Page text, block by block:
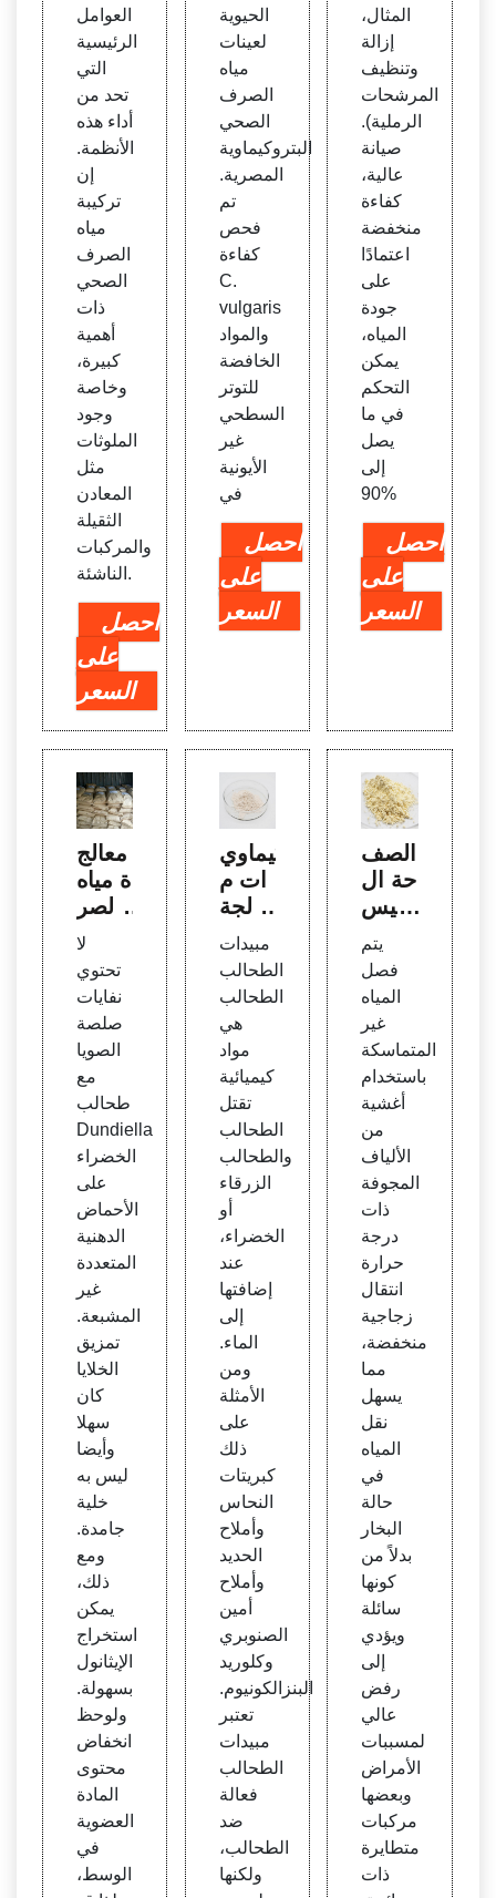
العوامل
الرئيسية
التي
تحد من
أداء هذه
الأنظمة.
إن
تركيبة
مياه
الصرف
الصحي
ذات
أهمية
كبيرة،
وخاصة
وجود
الملوثات
مثل
المعادن
الثقيلة
والمركبات
الناشئة.
احصل
على
السعر
الحيوية
لعينات
مياه
الصرف
الصحي
البتروكيماوية
المصرية.
تم
فحص
كفاءة
C.
vulgaris
والمواد
الخافضة
للتوتر
السطحي
غير
الأيونية
في
احصل
على
السعر
المثال،
إزالة
وتنظيف
المرشحات
الرملية).
صيانة
عالية،
كفاءة
منخفضة
اعتمادًا
على
جودة
المياه،
يمكن
التحكم
في ما
يصل
إلى
90%
احصل
على
السعر
معالج
ة مياه
الصر
ف ال
ي باس
تخدام
الطحا
لب ال
دقيقة
لا
تحتوي
نفايات
صلصة
الصويا
مع
طحالب
Dundiella
الخضراء
على
الأحماض
الدهنية
المتعددة
غير
المشبعة.
تمزيق
الخلايا
كان
سهلا
وأيضا
ليس به
خلية
جامدة.
ومع
ذلك،
يمكن
استخراج
الإيثانول
بسهولة.
ولوحظ
انخفاض
محتوى
المادة
العضوية
في
الوسط،
كيماوي
ات م
عالجة
المياه
- لينت
ك
مبيدات
الطحالب
الطحالب
هي
مواد
كيميائية
تقتل
الطحالب
والطحالب
الزرقاء
أو
الخضراء،
عند
إضافتها
إلى
الماء.
ومن
الأمثلة
على
ذلك
كبريتات
النحاس
وأملاح
الحديد
وأملاح
أمين
الصنوبري
وكلوريد
البنزالكونيوم.
تعتبر
مبيدات
الطحالب
فعالة
ضد
الطحالب،
ولكنها
الصف
حة ال
رئيس
lean
Equit
y فل
سطي
ن 20
20
يتم
فصل
المياه
غير
المتماسكة
باستخدام
أغشية
من
الألياف
المجوفة
ذات
درجة
حرارة
انتقال
زجاجية
منخفضة،
مما
يسهل
نقل
المياه
في
حالة
البخار
بدلاً من
كونها
سائلة
ويؤدي
إلى
رفض
عالي
لمسببات
الأمراض
وبعضها
مركبات
متطايرة
ذات